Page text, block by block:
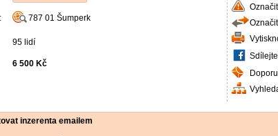
787 01 Šumperk
95 lidí
6 500 Kč
inzerenta emailem